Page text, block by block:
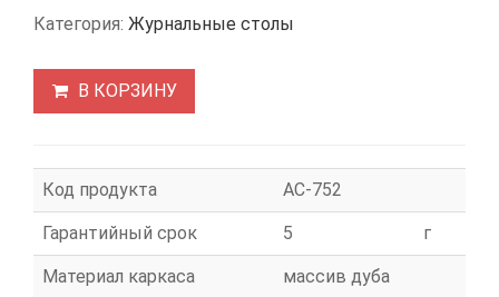
Категория: Журнальные столы
В КОРЗИНУ
Код продукта АС-752
Гарантийный срок 5 г
Материал каркаса массив дуба